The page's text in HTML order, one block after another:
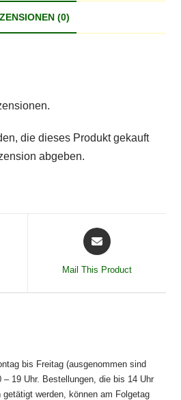
(0)
die dieses Produkt gekauft
abgeben.
Mail This Product
bis Freitag (ausgenommen sind
– 19 Uhr. Bestellungen, die bis 14 Uhr
werden, können am Folgetag